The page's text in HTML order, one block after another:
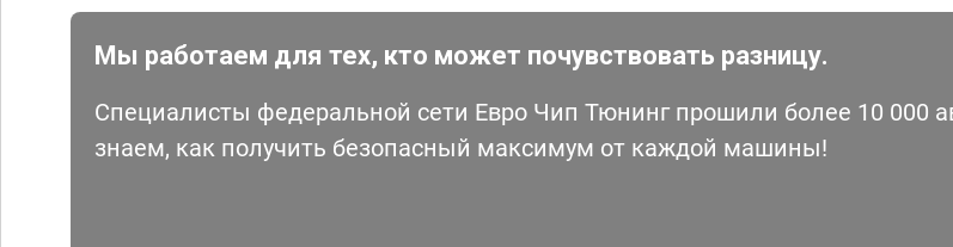
Мы работаем для тех, кто может почувствовать разницу.
Специалисты федеральной сети Евро Чип Тюнинг прошили более 10 000
знаем, как получить безопасный максимум от каждой машины!